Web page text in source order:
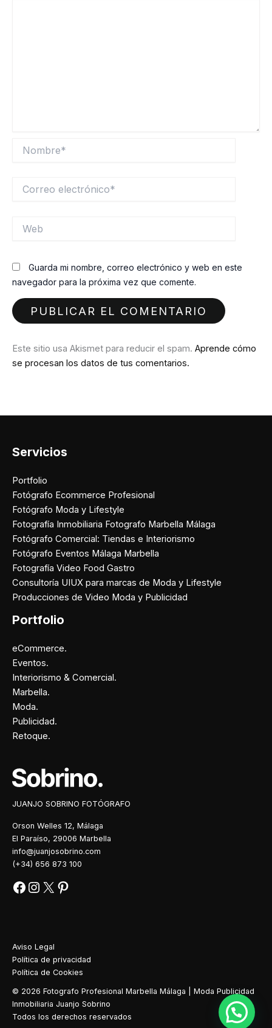
electrónico*
Guarda mi nombre, correo electrónico y web en este
navegador para la próxima vez que comente.
Este sitio usa Akismet para reducir el spam. Aprende cómo
se procesan los datos de tus comentarios.
Servicios
Portfolio
Fotógrafo Ecommerce Profesional
Fotógrafo Moda y Lifestyle
Fotografía Inmobiliaria Fotografo Marbella Málaga
Fotógrafo Comercial: Tiendas e Interiorismo
Fotógrafo Eventos Málaga Marbella
Fotografía Video Food Gastro
Consultoría UIUX para marcas de Moda y Lifestyle
Producciones de Video Moda y Publicidad
Portfolio
eCommerce.
Eventos.
Interiorismo & Comercial.
Marbella.
Moda.
Publicidad.
Retoque.
JUANJO SOBRINO FOTÓGRAFO
Orson Welles 12, Málaga
El Paraíso, 29006 Marbella
info@juanjosobrino.com
(+34) 656 873 100
Aviso Legal
Política de privacidad
Política de Cookies
© 2026 Fotografo Profesional Marbella Málaga | Moda Publicidad
Inmobiliaria Juanjo Sobrino
Todos los derechos reservados